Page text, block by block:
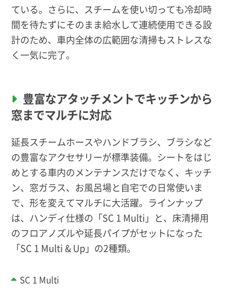
ている。さらに、スチームを使い切っても冷却時
間を待たずにそのまま給水して連続使用できる設
計のため、車内全体の広範囲な清掃もストレスな
く一気に完了。
豊富なアタッチメントでキッチンから
窓までマルチに対応
延長スチームホースやハンドブラシ、ブラシなど
の豊富なアクセサリーが標準装備。シートをはじ
めとする車内のメンテナンスだけでなく、キッチ
ン、窓ガラス、お風呂場と自宅での日常使いま
で、形を変えてマルチに大活躍。ラインナップ
は、ハンディ仕様の「SC 1 Multi」と、床清掃用
のフロアノズルや延長パイプがセットになった
「SC 1 Multi & Up」の2種類。
SC 1 Multi